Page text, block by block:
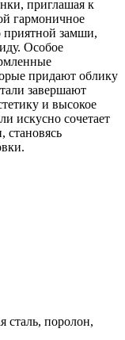
приглашая к
гармоничное
приятной замши,
Особое
придают облику
завершают
и высокое
искусно сочетает
становясь
сталь, поролон,